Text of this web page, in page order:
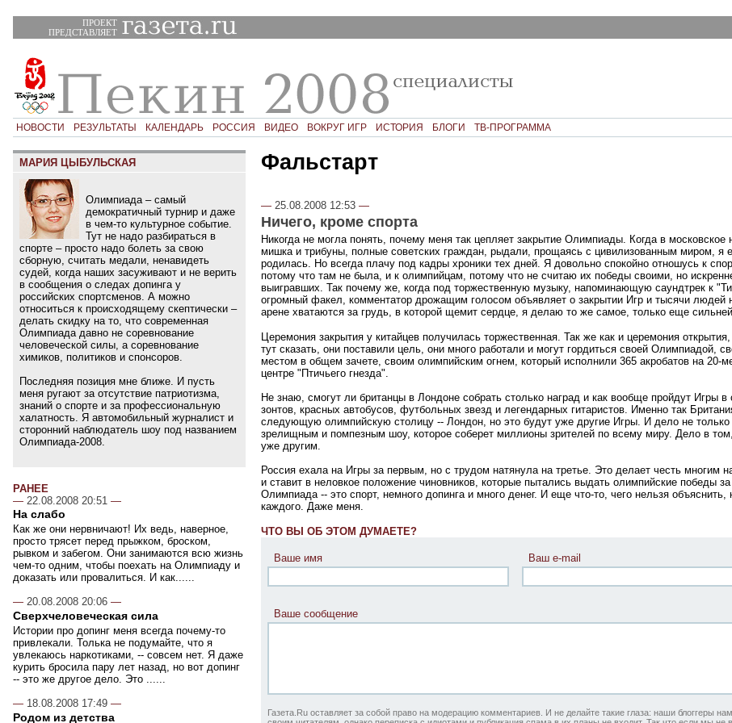
ПРОЕКТ
ПРЕДСТАВЛЯЕТ
НОВОСТИ РЕЗУЛЬТАТЫ КАЛЕНДАРЬ РОССИЯ ВИДЕО ВОКРУГ ИГР ИСТОРИЯ БЛОГИ ТВ-ПРОГРАММА
МАРИЯ ЦЫБУЛЬСКАЯ
Олимпиада – самый
демократичный турнир и даже
в чем-то культурное событие.
Тут не надо разбираться в
спорте – просто надо болеть за свою
сборную, считать медали, ненавидеть
судей, когда наших засуживают и не верить
в сообщения о следах допинга у
российских спортсменов. А можно
относиться к происходящему скептически –
делать скидку на то, что современная
Олимпиада давно не соревнование
человеческой силы, а соревнование
химиков, политиков и спонсоров.
Последняя позиция мне ближе. И пусть
меня ругают за отсутствие патриотизма,
знаний о спорте и за профессиональную
халатность. Я автомобильный журналист и
сторонний наблюдатель шоу под названием
Олимпиада-2008.
РАНЕЕ
— 22.08.2008 20:51 —
На слабо
Как же они нервничают! Их ведь, наверное,
просто трясет перед прыжком, броском,
рывком и забегом. Они занимаются всю жизнь
чем-то одним, чтобы поехать на Олимпиаду и
доказать или провалиться. И как......
— 20.08.2008 20:06 —
Сверхчеловеческая сила
Истории про допинг меня всегда почему-то
привлекали. Толька не подумайте, что я
увлекаюсь наркотиками, -- совсем нет. Я даже
курить бросила пару лет назад, но вот допинг
-- это же другое дело. Это ......
— 18.08.2008 17:49 —
Родом из детства
Фальстарт
— 25.08.2008 12:53 —
Ничего, кроме спорта
Никогда не могла понять, почему меня так цепляет закрытие Олимпиады. Когда в московское
мишка и трибуны, полные советских граждан, рыдали, прощаясь с цивилизованным миром, я
родилась. Но всегда плачу под кадры хроники тех дней. Я довольно спокойно отношусь к
потому что там не была, и к олимпийцам, потому что не считаю их победы своими, но
выигравших. Так почему же, когда под торжественную музыку, напоминающую саундтрек к
огромный факел, комментатор дрожащим голосом объявляет о закрытии Игр и тысячи людей
арене хватаются за грудь, в которой щемит сердце, я делаю то же самое, только еще
Церемония закрытия у китайцев получилась торжественная. Так же как и церемония
тут сказать, они поставили цель, они много работали и могут гордиться своей Олимпиадой,
местом в общем зачете, своим олимпийским огнем, который исполнили 365 акробатов на 20-
центре "Птичьего гнезда".
Не знаю, смогут ли британцы в Лондоне собрать столько наград и как вообще пройдут Игры в
зонтов, красных автобусов, футбольных звезд и легендарных гитаристов. Именно так
следующую олимпийскую столицу -- Лондон, но это будут уже другие Игры. И дело не
зрелищным и помпезным шоу, которое соберет миллионы зрителей по всему миру. Дело в
уже другим.
Россия ехала на Игры за первым, но с трудом натянула на третье. Это делает честь многим
и ставит в неловкое положение чиновников, которые пытались выдать олимпийские победы за
Олимпиада -- это спорт, немного допинга и много денег. И еще что-то, чего нельзя объяснить,
каждого. Даже меня.
ЧТО ВЫ ОБ ЭТОМ ДУМАЕТЕ?
Ваше имя Ваш e-mail
Ваше сообщение
Газета.Ru оставляет за собой право на модерацию комментариев. И не делайте такие глаза: наши блоггеры